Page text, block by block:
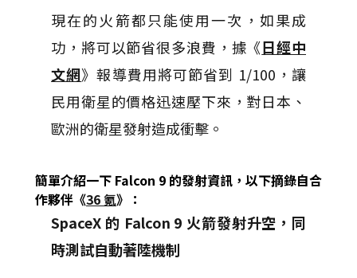
現在的火箭都只能使用一次，如果成
功，將可以節省很多浪費，據《日經中
文網》報導費用將可節省到 1/100，讓
民用衛星的價格迅速壓下來，對日本、
歐洲的衛星發射造成衝擊。
簡單介紹一下 Falcon 9 的發射資訊，以下摘錄自合
作夥伴《36 氪》 ：
SpaceX 的 Falcon 9 火箭發射升空，同
時測試自動著陸機制